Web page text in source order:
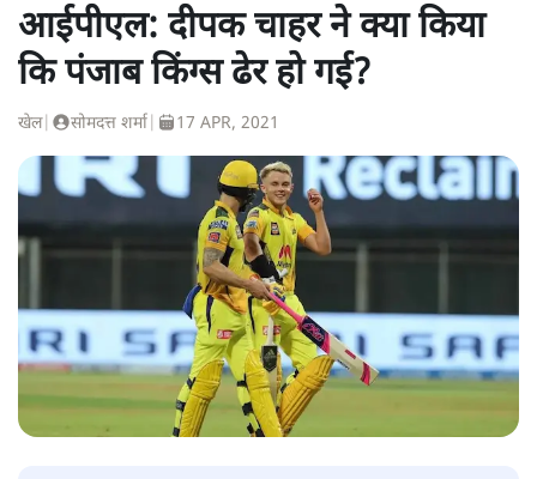
आईपीएल: दीपक चाहर ने क्या किया
कि पंजाब किंग्स ढेर हो गई?
खेल| सोमदत्त शर्मा 17 APR, 2021